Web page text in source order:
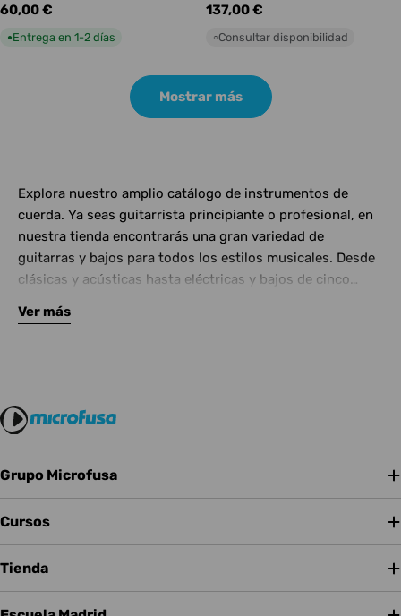
Precio
habitual
60,00 €
●Entrega en 1-2 días
Precio
habitual
137,00 €
○Consultar disponibilidad
Mostrar más
Explora nuestro amplio catálogo de instrumentos de
cuerda. Ya seas guitarrista principiante o profesional, en
nuestra tienda encontrarás una gran variedad de
guitarras y bajos para todos los estilos musicales. Desde
clásicas y acústicas hasta eléctricas y bajos de cinco
Complementa tu instrumento con amplificadores de
Ver más
Grupo Microfusa
Cursos
Tienda